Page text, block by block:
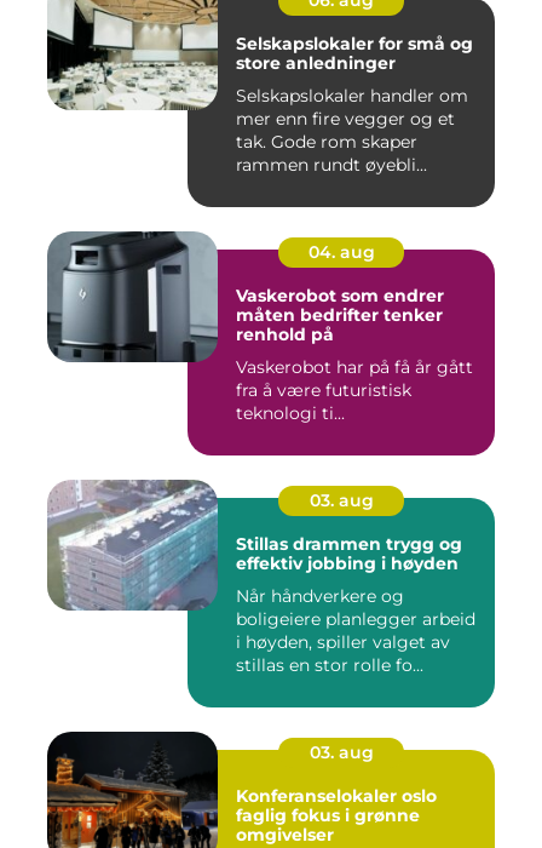
Selskapslokaler for små og
store anledninger
Selskapslokaler handler om
mer enn fire vegger og et
tak. Gode rom skaper
rammen rundt øyebli...
04. aug
Vaskerobot som endrer
måten bedrifter tenker
renhold på
Vaskerobot har på få år gått
fra å være futuristisk
teknologi ti...
03. aug
Stillas drammen trygg og
effektiv jobbing i høyden
Når håndverkere og
boligeiere planlegger arbeid
i høyden, spiller valget av
stillas en stor rolle fo...
03. aug
Konferanselokaler oslo
faglig fokus i grønne
omgivelser